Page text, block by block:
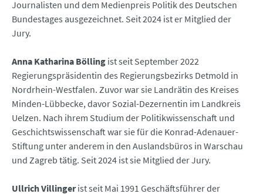
Journalisten und dem Medienpreis Politik des Deutschen
Bundestages ausgezeichnet. Seit 2024 ist er Mitglied der
Jury.
Anna Katharina Bölling ist seit September 2022
Regierungspräsidentin des Regierungsbezirks Detmold in
Nordrhein-Westfalen. Zuvor war sie Landrätin des Kreises
Minden-Lübbecke, davor Sozial-Dezernentin im Landkreis
Uelzen. Nach ihrem Studium der Politikwissenschaft und
Geschichtswissenschaft war sie für die Konrad-Adenauer-
Stiftung unter anderem in den Auslandsbüros in Warschau
und Zagreb tätig. Seit 2024 ist sie Mitglied der Jury.
Ullrich Villingerist seit Mai 1991 Geschäftsführer der